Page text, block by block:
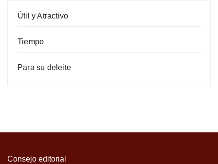
Útil y Atractivo
Tiempo
Para su deleite
Consejo editorial